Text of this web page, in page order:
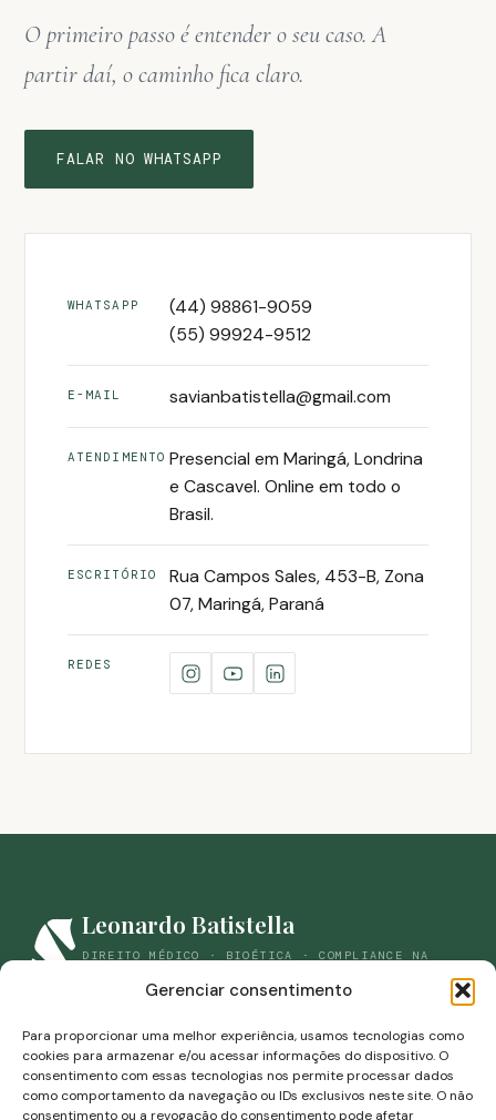
Gerenciar consentimento
Para proporcionar uma melhor experiência, usamos tecnologias como
cookies para armazenar e/ou acessar informações do dispositivo. O
consentimento com essas tecnologias nos permite processar dados
como comportamento da navegação ou IDs exclusivos neste site. O não
consentimento ou a revogação do consentimento pode afetar
O primeiro passo é entender o seu caso. A
partir daí, o caminho fica claro.
FALAR NO WHATSAPP
WHATSAPP
(44) 98861-9059
(55) 99924-9512
E-MAIL savianbatistella@gmail.com
ATENDIMENTO Presencial em Maringá, Londrina
e Cascavel. Online em todo o
Brasil.
ESCRITÓRIO
Rua Campos Sales, 453-B, Zona
07, Maringá, Paraná
REDES
Leonardo Batistella
DIREITO MÉDICO · BIOÉTICA · COMPLIANCE NA
(44) 98861-9059
savianbatistella@gmail.com
Rua Campos Sales, 453-B · Zona 07 · Maringá, Paraná